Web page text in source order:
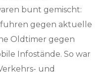
bunt gemischt:
gegen aktuelle
Oldtimer gegen
Infostände. So war
und